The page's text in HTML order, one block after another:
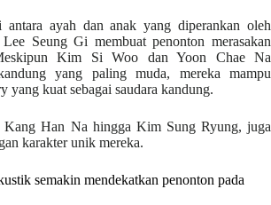
antara ayah dan anak yang diperankan oleh
Seung Gi membuat penonton merasakan
Kim Si Woo dan Yoon Chae Na
yang paling muda, mereka mampu
yang kuat sebagai saudara kandung.
Han Na hingga Kim Sung Ryung, juga
karakter unik mereka.
semakin mendekatkan penonton pada